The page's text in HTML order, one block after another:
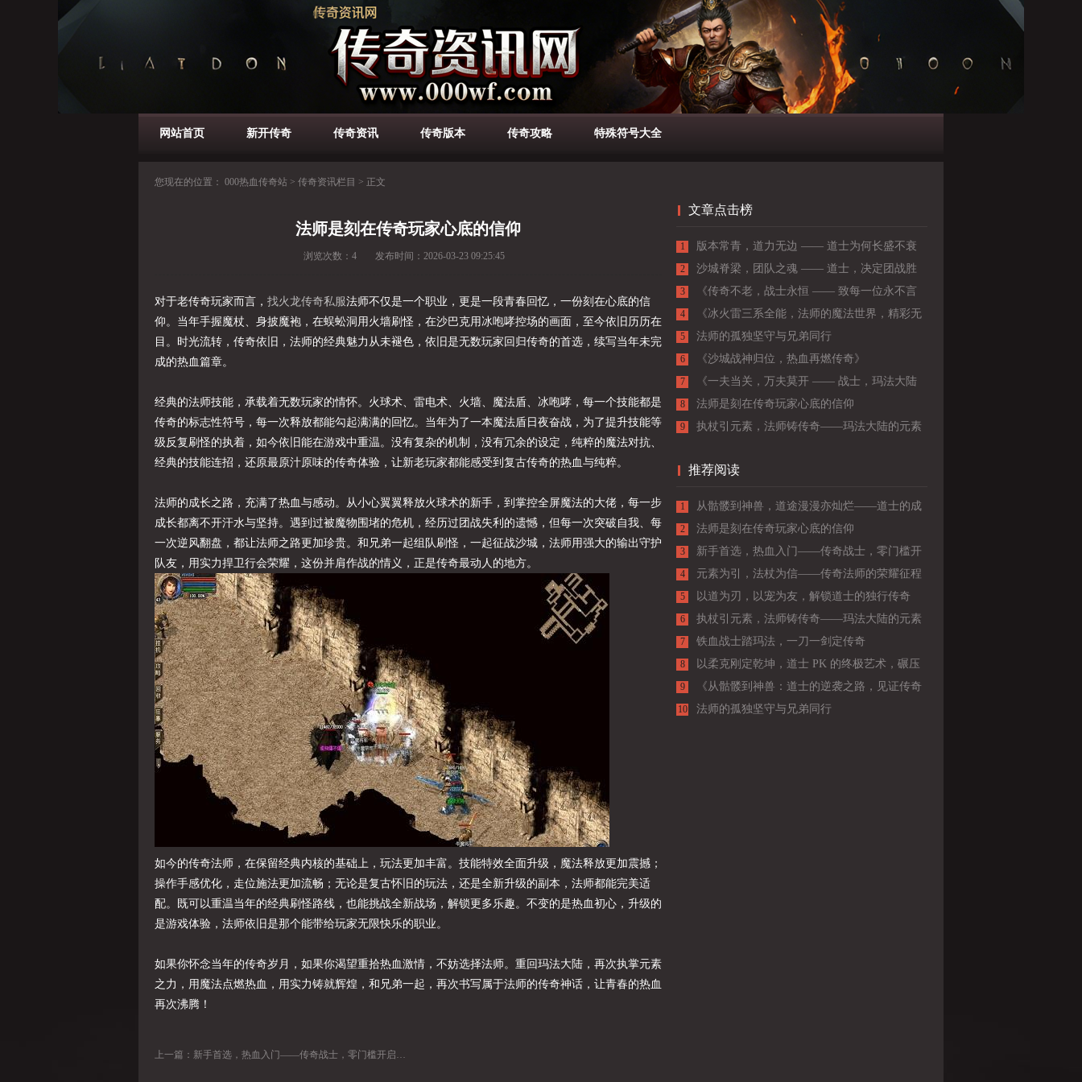
网站首页 新开传奇 传奇资讯 传奇版本 传奇攻略 特殊符号大全
您现在的位置： 000热血传奇站 > 传奇资讯栏目 > 正文
法师是刻在传奇玩家心底的信仰
浏览次数： 4 发布时间： 2026-03-23 09:25:45
对于老传奇玩家而言， 找火龙传奇私服法师不仅是一个职业，更是一段青春回忆，一份刻在心底的信
仰。当年手握魔杖、身披魔袍，在蜈蚣洞用火墙刷怪，在沙巴克用冰咆哮控场的画面，至今依旧历历在
目。时光流转，传奇依旧，法师的经典魅力从未褪色，依旧是无数玩家回归传奇的首选，续写当年未完
成的热血篇章。
经典的法师技能，承载着无数玩家的情怀。火球术、雷电术、火墙、魔法盾、冰咆哮，每一个技能都是
传奇的标志性符号，每一次释放都能勾起满满的回忆。当年为了一本魔法盾日夜奋战，为了提升技能等
级反复刷怪的执着，如今依旧能在游戏中重温。没有复杂的机制，没有冗余的设定，纯粹的魔法对抗、
经典的技能连招，还原最原汁原味的传奇体验，让新老玩家都能感受到复古传奇的热血与纯粹。
法师的成长之路，充满了热血与感动。从小心翼翼释放火球术的新手，到掌控全屏魔法的大佬，每一步
成长都离不开汗水与坚持。遇到过被魔物围堵的危机，经历过团战失利的遗憾，但每一次突破自我、每
一次逆风翻盘，都让法师之路更加珍贵。和兄弟一起组队刷怪，一起征战沙城，法师用强大的输出守护
队友，用实力捍卫行会荣耀，这份并肩作战的情义，正是传奇最动人的地方。
如今的传奇法师，在保留经典内核的基础上，玩法更加丰富。技能特效全面升级，魔法释放更加震撼；
操作手感优化，走位施法更加流畅；无论是复古怀旧的玩法，还是全新升级的副本，法师都能完美适
配。既可以重温当年的经典刷怪路线，也能挑战全新战场，解锁更多乐趣。不变的是热血初心，升级的
是游戏体验，法师依旧是那个能带给玩家无限快乐的职业。
如果你怀念当年的传奇岁月，如果你渴望重拾热血激情，不妨选择法师。重回玛法大陆，再次执掌元素
之力，用魔法点燃热血，用实力铸就辉煌，和兄弟一起，再次书写属于法师的传奇神话，让青春的热血
再次沸腾！
上一篇： 新手首选，热血入门——传奇战士，零门槛开启传奇之路
文章点击榜
1 版本常青，道力无边 —— 道士为何长盛不衰
2
沙城脊梁，团队之魂 —— 道士，决定团战胜
负的关键
3
《传奇不老，战士永恒 —— 致每一位永不言
败的勇士》
4
《冰火雷三系全能，法师的魔法世界，精彩无
极限！》
5 法师的孤独坚守与兄弟同行
6 《沙城战神归位，热血再燃传奇》
7
《一夫当关，万夫莫开 —— 战士，玛法大陆
的最强守护者》
8 法师是刻在传奇玩家心底的信仰
9
执杖引元素，法师铸传奇——玛法大陆的元素
推荐阅读
1
从骷髅到神兽，道途漫漫亦灿烂——道士的成
长，最有情怀的传奇之路
2 法师是刻在传奇玩家心底的信仰
3
新手首选，热血入门——传奇战士，零门槛开
启传奇之路
4 元素为引，法杖为信——传奇法师的荣耀征程
5 以道为刃，以宠为友，解锁道士的独行传奇
6
执杖引元素，法师铸传奇——玛法大陆的元素
主宰
7 铁血战士踏玛法，一刀一剑定传奇
8
以柔克刚定乾坤，道士 PK 的终极艺术，碾压
战士与法师
9
《从骷髅到神兽：道士的逆袭之路，见证传奇
成长》
10 法师的孤独坚守与兄弟同行